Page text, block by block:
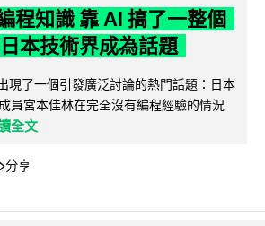
程知識 靠 AI 搞了一整個
本技術界成為話題
現了一個引發廣泛討論的熱門話題：日本
員宮本佳林在完全沒有編程經驗的情況
全文
分享